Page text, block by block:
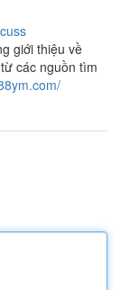
giới thiệu về
các nguồn tìm